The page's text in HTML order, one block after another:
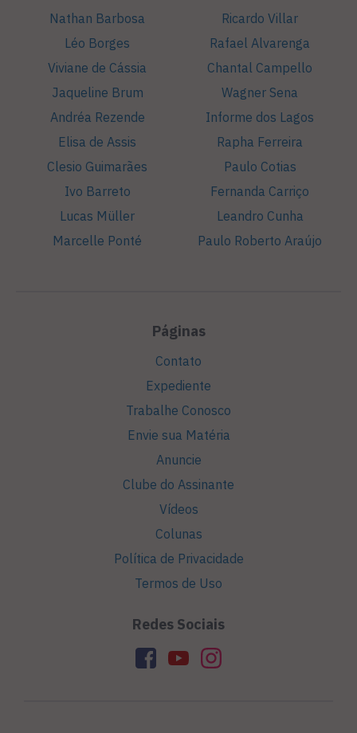
Nathan Barbosa
Léo Borges
Viviane de Cássia
Jaqueline Brum
Andréa Rezende
Elisa de Assis
Clesio Guimarães
Ivo Barreto
Lucas Müller
Marcelle Ponté
Ricardo Villar
Rafael Alvarenga
Chantal Campello
Wagner Sena
Informe dos Lagos
Rapha Ferreira
Paulo Cotias
Fernanda Carriço
Leandro Cunha
Paulo Roberto Araújo
Páginas
Contato
Expediente
Trabalhe Conosco
Envie sua Matéria
Anuncie
Clube do Assinante
Vídeos
Colunas
Política de Privacidade
Termos de Uso
Redes Sociais